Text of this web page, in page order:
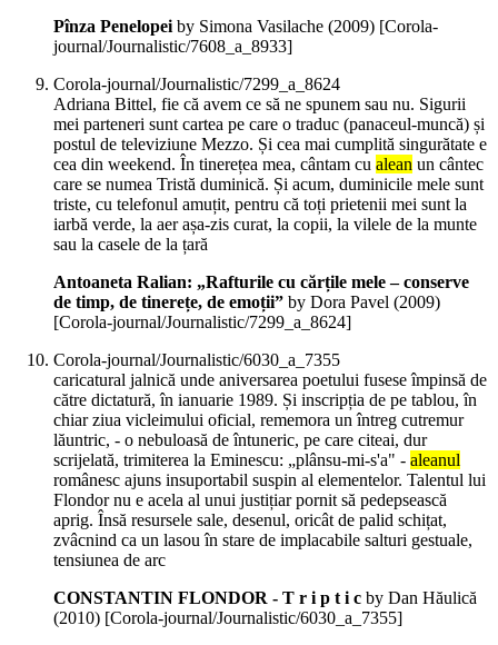
Pînza Penelopeiby Simona Vasilache (2009) [Corola-
journal/Journalistic/7608_a_8933]
Corola-journal/Journalistic/7299_a_8624
Adriana Bittel, fie că avem ce să ne spunem sau nu. Sigurii
mei parteneri sunt cartea pe care o traduc (panaceul-muncă) și
postul de televiziune Mezzo. Și cea mai cumplită singurătate e
cea din weekend. În tinerețea mea, cântam cu alean un cântec
care se numea Tristă duminică. Și acum, duminicile mele sunt
triste, cu telefonul amuțit, pentru că toți prietenii mei sunt la
iarbă verde, la aer așa-zis curat, la copii, la vilele de la munte
sau la casele de la țară
Antoaneta Ralian: „Rafturile cu cărțile mele – conserve
de timp, de tinerețe, de emoții” by Dora Pavel (2009)
[Corola-journal/Journalistic/7299_a_8624]
Corola-journal/Journalistic/6030_a_7355
caricatural jalnică unde aniversarea poetului fusese împinsă de
către dictatură, în ianuarie 1989. Și inscripția de pe tablou, în
chiar ziua vicleimului oficial, rememora un întreg cutremur
lăuntric, - o nebuloasă de întuneric, pe care citeai, dur
scrijelată, trimiterea la Eminescu: „plânsu-mi-s'a" - aleanul
românesc ajuns insuportabil suspin al elementelor. Talentul lui
Flondor nu e acela al unui justițiar pornit să pedepsească
aprig. Însă resursele sale, desenul, oricât de palid schițat,
zvâcnind ca un lasou în stare de implacabile salturi gestuale,
tensiunea de arc
CONSTANTIN FLONDOR - T r i p t i c by Dan Hăulică
(2010) [Corola-journal/Journalistic/6030_a_7355]